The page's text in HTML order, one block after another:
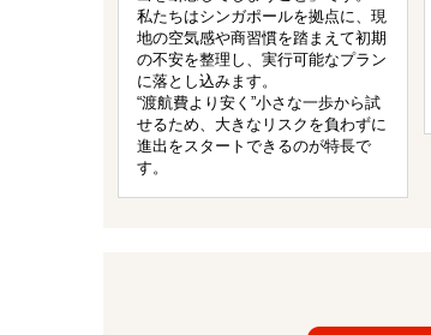
私たちはシンガポールを拠点に、現
地の空気感や商習慣を踏まえて初期
の不安を整理し、実行可能なプラン
に落とし込みます。
“渡航費より安く”小さな一歩から試
せるため、大きなリスクを負わずに
進出をスタートできるのが特長で
す。